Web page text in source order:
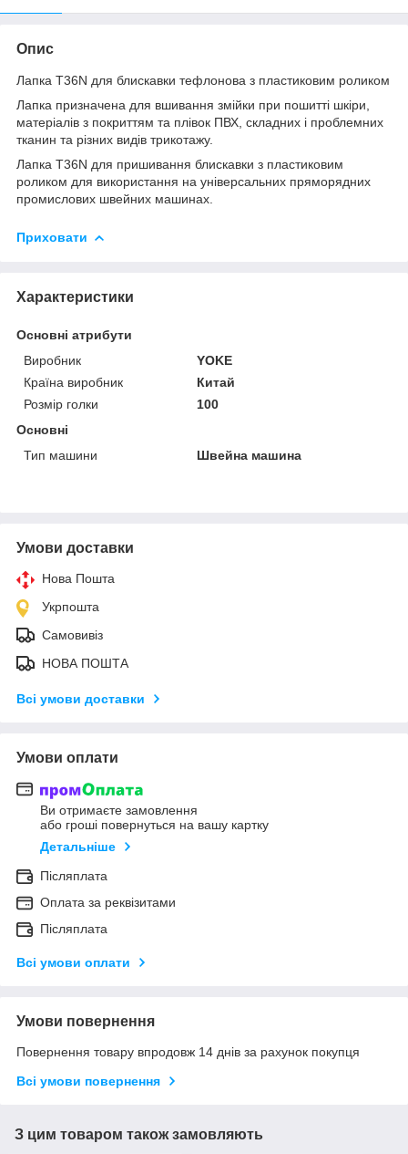
Опис
Лапка T36N для блискавки тефлонова з пластиковим роликом
Лапка призначена для вшивання змійки при пошитті шкіри,
матеріалів з покриттям та плівок ПВХ, складних і проблемних
тканин та різних видів трикотажу.
Лапка T36N для пришивання блискавки з пластиковим
роликом для використання на універсальних пряморядних
промислових швейних машинах.
Приховати
Характеристики
Основні атрибути
Виробник
YOKE
Країна виробник
Китай
Розмір голки
100
Основні
Тип машини
Швейна машина
Умови доставки
Нова Пошта
Укрпошта
Самовивіз
НОВА ПОШТА
Всі умови доставки
Умови оплати
Ви отримаєте замовлення
або гроші повернуться на вашу картку
Детальніше
Післяплата
Оплата за реквізитами
Післяплата
Всі умови оплати
Умови повернення
Повернення товару впродовж 14 днів за рахунок покупця
Всі умови повернення
З цим товаром також замовляють